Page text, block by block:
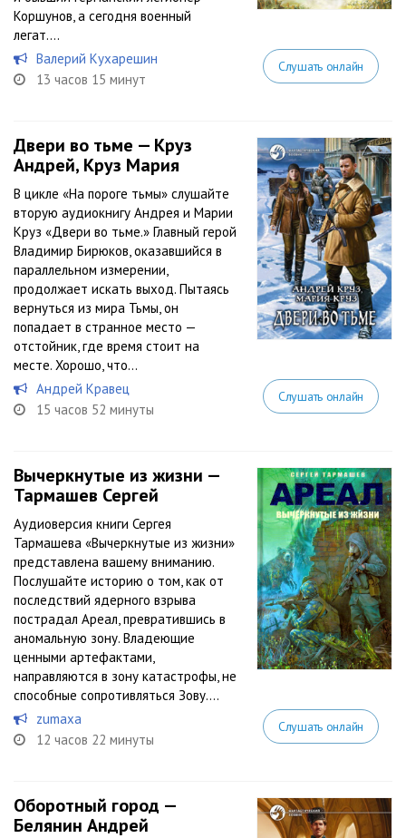
Коршунов, а сегодня военный
легат....
Валерий Кухарешин
13 часов 15 минут
Слушать онлайн
Двери во тьме — Круз
Андрей, Круз Мария
В цикле «На пороге тьмы» слушайте
вторую аудиокнигу Андрея и Марии
Круз «Двери во тьме.» Главный герой
Владимир Бирюков, оказавшийся в
параллельном измерении,
продолжает искать выход. Пытаясь
вернуться из мира Тьмы, он
попадает в странное место —
отстойник, где время стоит на
месте. Хорошо, что...
Андрей Кравец
15 часов 52 минуты
Слушать онлайн
Вычеркнутые из жизни —
Тармашев Сергей
Аудиоверсия книги Сергея
Тармашева «Вычеркнутые из жизни»
представлена вашему вниманию.
Послушайте историю о том, как от
последствий ядерного взрыва
пострадал Ареал, превратившись в
аномальную зону. Владеющие
ценными артефактами,
направляются в зону катастрофы, не
способные сопротивляться Зову....
zumaxa
12 часов 22 минуты
Слушать онлайн
Оборотный город —
Белянин Андрей